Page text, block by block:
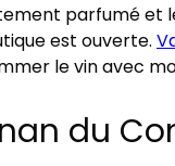
parfumé et
est ouverte.
le vin avec
du